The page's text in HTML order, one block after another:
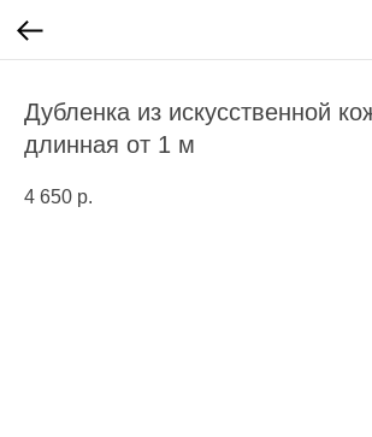
Дубленка из искусственной
длинная от 1 м
4 650 р.